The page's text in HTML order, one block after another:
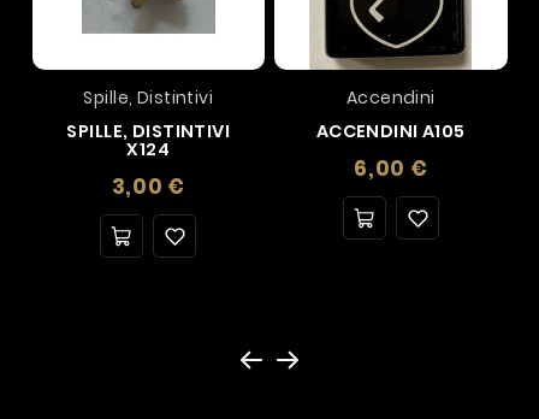
Spille, Distintivi
SPILLE, DISTINTIVI
X124
3,00 €Prezzo
Accendini
ACCENDINI A105
6,00 €Prezzo